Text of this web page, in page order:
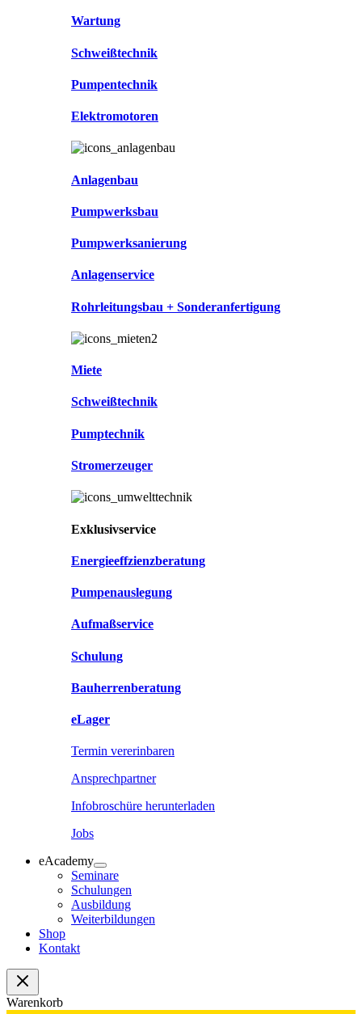
Wartung
Schweißtechnik
Pumpentechnik
Elektromotoren
Anlagenbau
Pumpwerksbau
Pumpwerksanierung
Anlagenservice
Rohrleitungsbau + Sonderanfertigung
Miete
Schweißtechnik
Pumptechnik
Stromerzeuger
Exklusivservice
Energieeffzienzberatung
Pumpenauslegung
Aufmaßservice
Schulung
Bauherrenberatung
eLager
Termin vererinbaren
Ansprechpartner
Infobroschüre herunterladen
Jobs
eAcademy
Seminare
Schulungen
Ausbildung
Weiterbildungen
Shop
Kontakt
Warenkorb